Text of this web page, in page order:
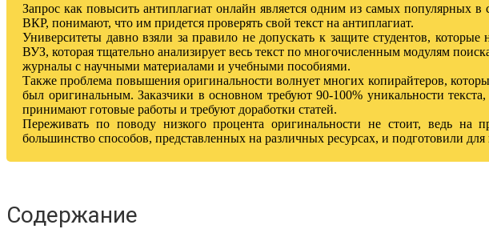
Запрос как повысить антиплагиат онлайн является одним из самых популярных
ВКР, понимают, что им придется проверять свой текст на антиплагиат.
Университеты давно взяли за правило не допускать к защите студентов,
ВУЗ, которая тщательно анализирует весь текст по многочисленным модулям
журналы с научными материалами и учебными пособиями.
Также проблема повышения оригинальности волнует многих копирайтеров,
был оригинальным. Заказчики в основном требуют 90-100% уникальности
принимают готовые работы и требуют доработки статей.
Переживать по поводу низкого процента оригинальности не стоит, ведь на
большинство способов, представленных на различных ресурсах, и подготовили
Содержание